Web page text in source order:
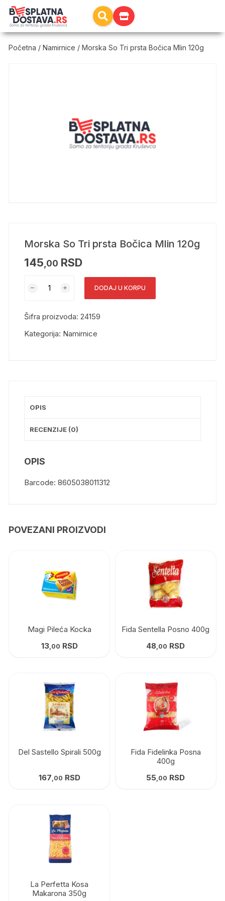
Početna /Namirnice / Morska So Tri prsta Bočica Mlin 120g
Morska So Tri prsta Bočica Mlin 120g
145 ,00 RSD
DODAJ U KORPU
Šifra proizvoda:24159
Kategorija: Namirnice
OPIS
RECENZIJE (0)
OPIS
Barcode: 8605038011312
POVEZANI PROIZVODI
Magi Pileća Kocka
13,00 RSD
Fida Sentella Posno 400g
48 ,00 RSD
Del Sastello Spirali 500g
167,00 RSD
Fida Fidelinka Posna
400g
55,00 RSD
La Perfetta Kosa
Makarona 350g